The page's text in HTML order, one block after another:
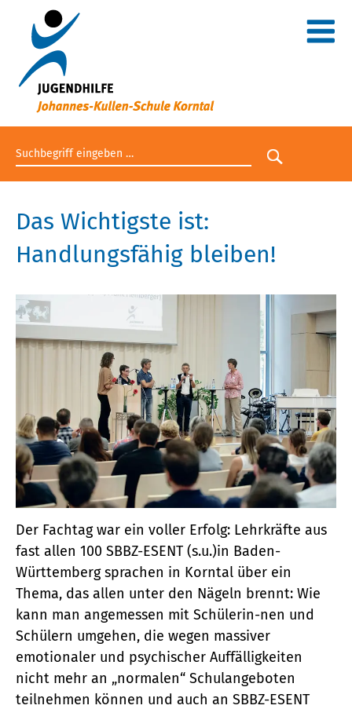
Suchbegriff eingeben
Suche
Das Wichtigste ist:
Handlungsfähig bleiben!
Der Fachtag war ein voller Erfolg: Lehrkräfte aus
fast allen 100 SBBZ-ESENT (s.u.)in Baden-
Württemberg sprachen in Korntal über ein
Thema, das allen unter den Nägeln brennt: Wie
kann man angemessen mit Schülerin-nen und
Schülern umgehen, die wegen massiver
emotionaler und psychischer Auffälligkeiten
nicht mehr an „normalen“ Schulangeboten
teilnehmen können und auch an SBBZ-ESENT